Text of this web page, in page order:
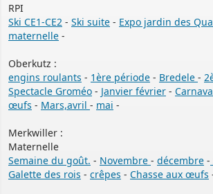
RPI
Ski CE1-CE2 - Ski suite - Expo jardin des
maternelle -
Oberkutz :
engins roulants - 1ère période - Bredele -
Spectacle Groméo - Janvier février -
œufs - Mars,avril - mai -
Merkwiller :
Maternelle
Semaine du goût. - Novembre - décembre -
Galette des rois - crêpes - Chasse aux œufs